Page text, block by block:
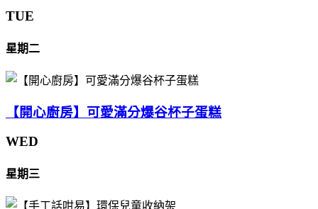
TUE
星期二
【開心廚房】可愛滿分爆谷杯子蛋糕
WED
星期三